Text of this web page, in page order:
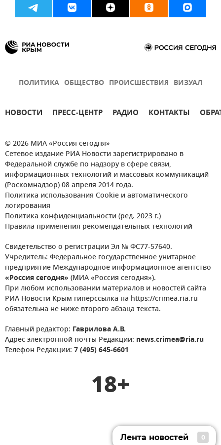
ПОЛИТИКА ОБЩЕСТВО ПРОИСШЕСТВИЯ ВИЗУАЛ
НОВОСТИ ПРЕСС-ЦЕНТР РАДИО КОНТАКТЫ
© 2026 МИА «Россия сегодня»
Сетевое издание РИА Новости зарегистрировано в
Федеральной службе по надзору в сфере связи,
информационных технологий и массовых коммуникаций
(Роскомнадзор) 08 апреля 2014 года.
Политика использования Cookie и автоматического
логирования
Политика конфиденциальности (ред. 2023 г.)
Правила применения рекомендательных технологий
Свидетельство о регистрации Эл № ФС77-57640.
Учредитель: Федеральное государственное унитарное
предприятие Международное информационное агентство
«Россия сегодня» (МИА «Россия сегодня»).
При любом использовании материалов и новостей сайта
РИА Новости Крым гиперссылка на https://crimea.ria.ru
обязательна не ниже второго абзаца текста.
Главный редактор: Гаврилова А.В.
Адрес электронной почты Редакции: news.crimea@ria.ru
Телефон Редакции: 7 (495) 645-6601
18+
Лента новостей 0